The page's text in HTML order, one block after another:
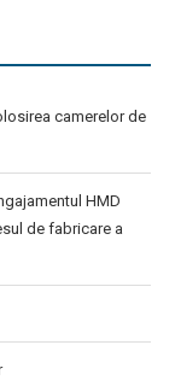
camerelor de
HMD
de fabricare a